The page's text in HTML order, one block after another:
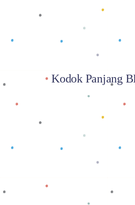
Kodok Panjang